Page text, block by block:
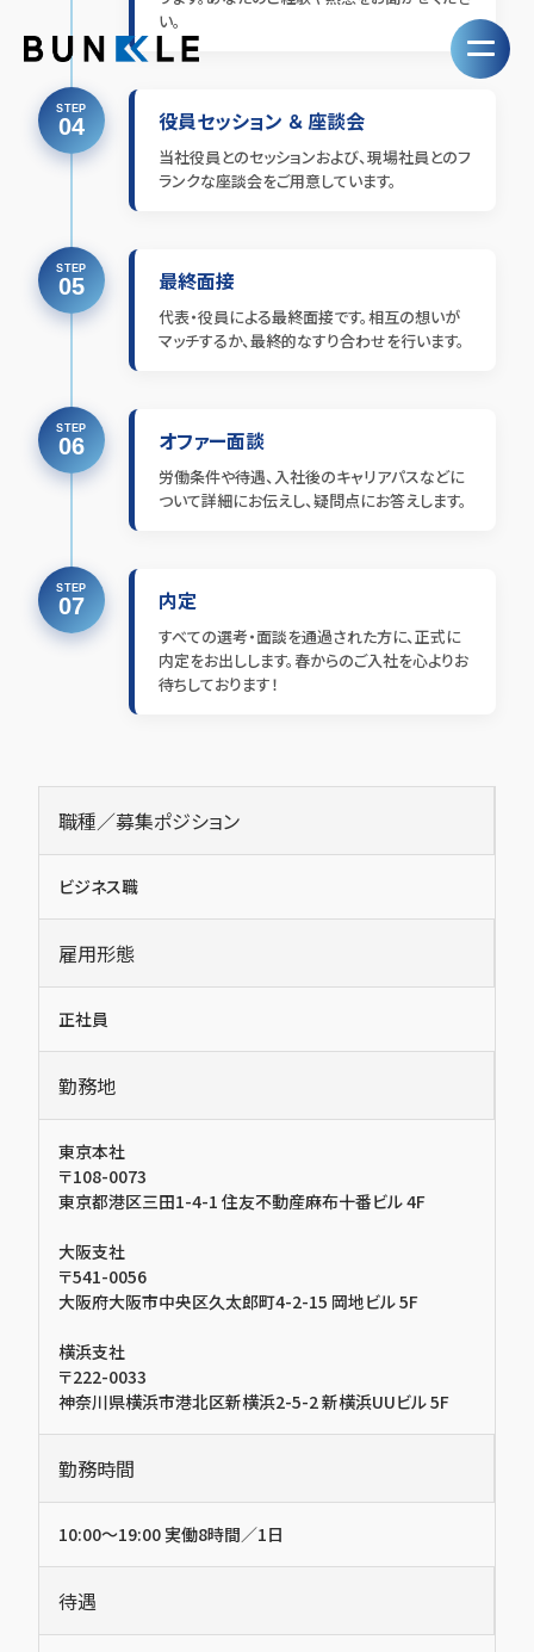
い。
STEP
04 役員セッション ＆ 座談会
当社役員とのセッションおよび、現場社員とのフ
ランクな座談会をご用意しています。
STEP
05 最終面接
代表・役員による最終面接です。相互の想いが
マッチするか、最終的なすり合わせを行います。
STEP
06 オファー面談
労働条件や待遇、入社後のキャリアパスなどに
ついて詳細にお伝えし、疑問点にお答えします。
STEP
07 内定
すべての選考・面談を通過された方に、正式に
内定をお出しします。春からのご入社を心よりお
待ちしております！
職種／募集ポジション
ビジネス職
雇用形態
正社員
勤務地
東京本社
〒108-0073
東京都港区三田1-4-1 住友不動産麻布十番ビル 4F
大阪支社
〒541-0056
大阪府大阪市中央区久太郎町4-2-15 岡地ビル 5F
横浜支社
〒222-0033
神奈川県横浜市港北区新横浜2-5-2 新横浜UUビル 5F
勤務時間
10:00～19:00 実働8時間／1日
待遇